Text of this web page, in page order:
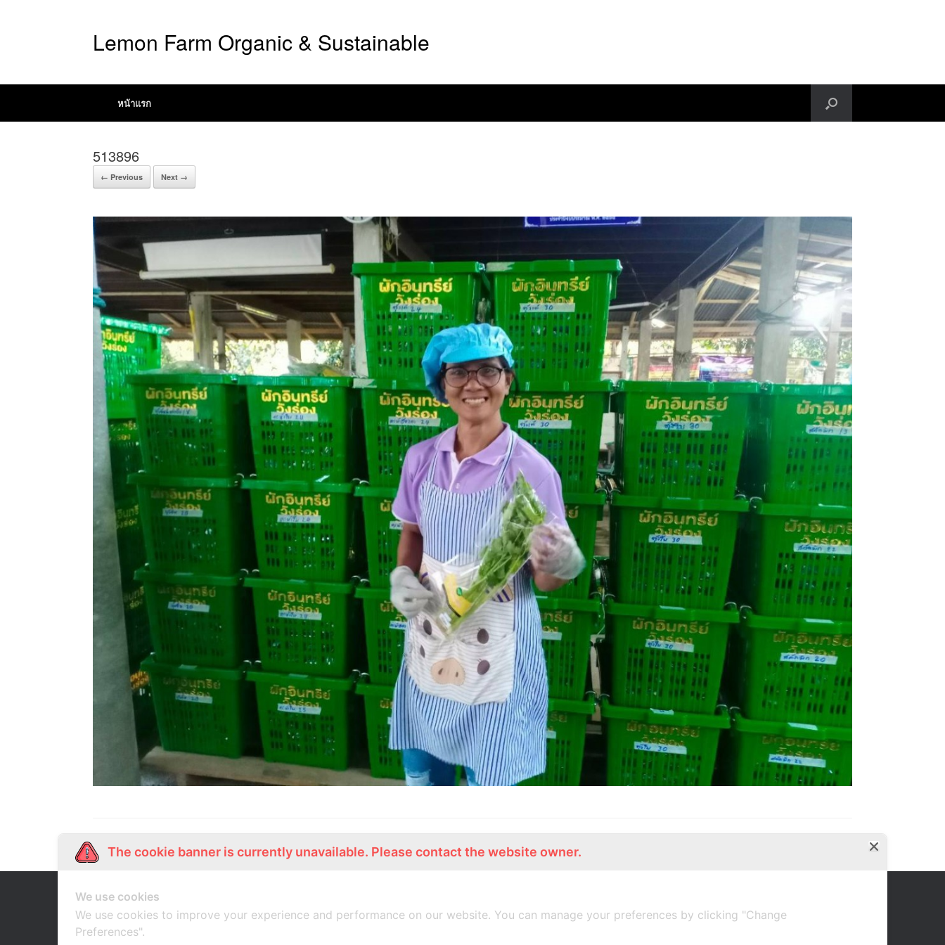
Lemon Farm Organic & Sustainable
หน้าแรก
513896
← Previous Next →
Our Story
เกี่ยวกับเรา ช้อปออนไลน์ สมัครงาน ร้านอาหารอินทรีย์
The cookie banner is currently unavailable. Please contact the website owner.
We use cookies
We use cookies to improve your experience and performance on our website. You can manage your preferences by clicking "Change
Preferences".